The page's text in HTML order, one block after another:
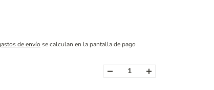
de envío se calculan en la pantalla de pago